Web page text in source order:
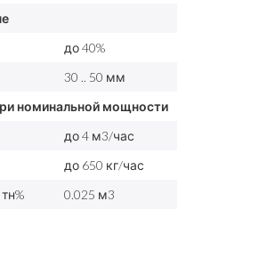
до 40%
30 .. 50 мм
номинальной мощности
до 4 м3/час
до 650 кг/час
0.025 м3